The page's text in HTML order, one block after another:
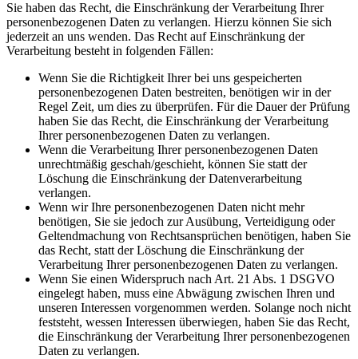
Sie haben das Recht, die Einschränkung der Verarbeitung Ihrer
personenbezogenen Daten zu verlangen. Hierzu können Sie sich
jederzeit an uns wenden. Das Recht auf Einschränkung der
Verarbeitung besteht in folgenden Fällen:
Wenn Sie die Richtigkeit Ihrer bei uns gespeicherten
personenbezogenen Daten bestreiten, benötigen wir in der
Regel Zeit, um dies zu überprüfen. Für die Dauer der Prüfung
haben Sie das Recht, die Einschränkung der Verarbeitung
Ihrer personenbezogenen Daten zu verlangen.
Wenn die Verarbeitung Ihrer personenbezogenen Daten
unrechtmäßig geschah/geschieht, können Sie statt der
Löschung die Einschränkung der Datenverarbeitung
verlangen.
Wenn wir Ihre personenbezogenen Daten nicht mehr
benötigen, Sie sie jedoch zur Ausübung, Verteidigung oder
Geltendmachung von Rechtsansprüchen benötigen, haben Sie
das Recht, statt der Löschung die Einschränkung der
Verarbeitung Ihrer personenbezogenen Daten zu verlangen.
Wenn Sie einen Widerspruch nach Art. 21 Abs. 1 DSGVO
eingelegt haben, muss eine Abwägung zwischen Ihren und
unseren Interessen vorgenommen werden. Solange noch nicht
feststeht, wessen Interessen überwiegen, haben Sie das Recht,
die Einschränkung der Verarbeitung Ihrer personenbezogenen
Daten zu verlangen.